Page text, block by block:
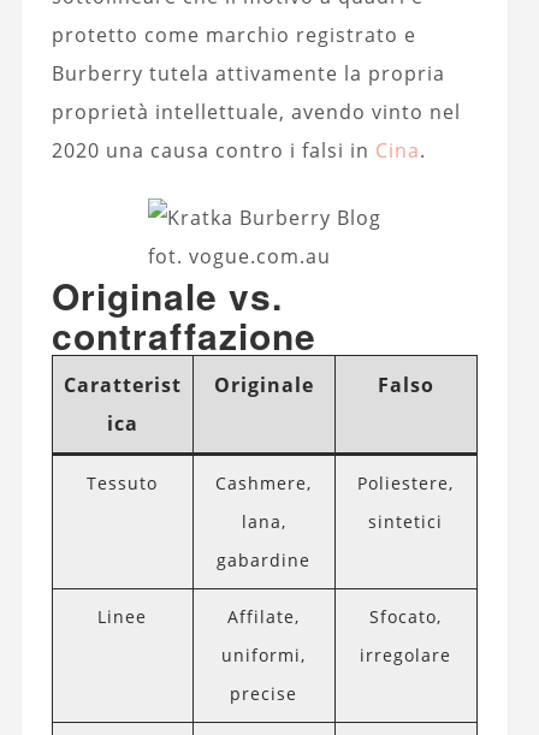
protetto come marchio registrato e
Burberry tutela attivamente la propria
proprietà intellettuale, avendo vinto nel
2020 una causa contro i falsi in Cina.
fot. vogue.com.au
Originale vs.
contraffazione
Caratterist
ica
Originale Falso
Tessuto
Cashmere,
lana,
gabardine
Poliestere,
sintetici
Linee
Affilate,
uniformi,
precise
Sfocato,
irregolare